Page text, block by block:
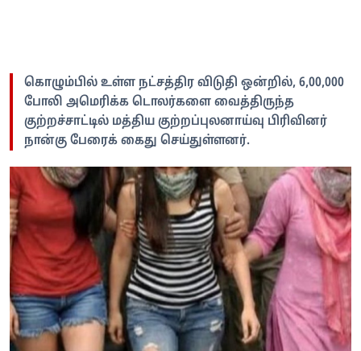
கொழும்பில் உள்ள நட்சத்திர விடுதி ஒன்றில், 6,00,000
போலி அமெரிக்க டொலர்களை வைத்திருந்த
குற்றச்சாட்டில் மத்திய குற்றப்புலனாய்வு பிரிவினர்
நான்கு பேரைக் கைது செய்துள்ளனர்.